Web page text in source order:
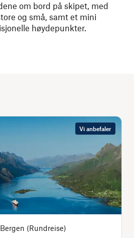
om bord på skipet, med
og små, samt et mini
høydepunkter.
Vi anbefaler
(Rundreise)